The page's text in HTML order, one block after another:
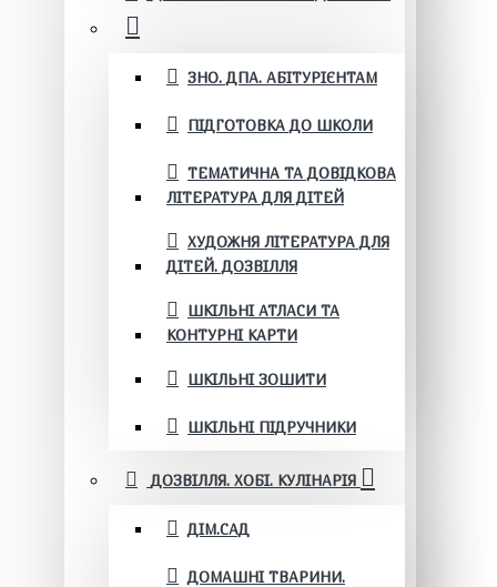
ЗНО. ДПА. АБІТУРІЄНТАМ
ПІДГОТОВКА ДО ШКОЛИ
ТЕМАТИЧНА ТА ДОВІДКОВА
ЛІТЕРАТУРА ДЛЯ ДІТЕЙ
ХУДОЖНЯ ЛІТЕРАТУРА ДЛЯ
ДІТЕЙ. ДОЗВІЛЛЯ
ШКІЛЬНІ АТЛАСИ ТА
КОНТУРНІ КАРТИ
ШКІЛЬНІ ЗОШИТИ
ШКІЛЬНІ ПІДРУЧНИКИ
ДОЗВІЛЛЯ. ХОБІ. КУЛІНАРІЯ
ДІМ.САД
ДОМАШНІ ТВАРИНИ.